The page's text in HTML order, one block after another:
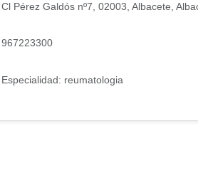
Cl Pérez Galdós nº7, 02003, Albacete,
967223300
Especialidad: reumatologia